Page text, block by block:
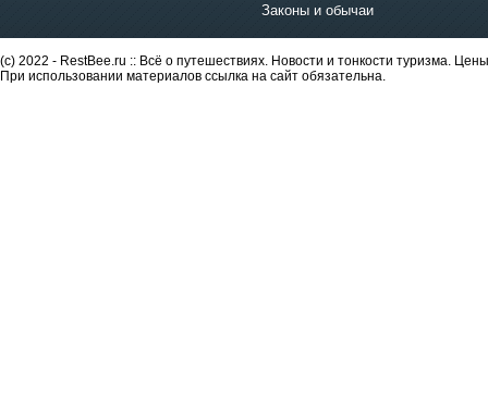
Законы и обычаи
(c) 2022 - RestBee.ru :: Всё о путешествиях. Новости и тонкости туризма.
При использовании материалов ссылка на сайт обязательна.